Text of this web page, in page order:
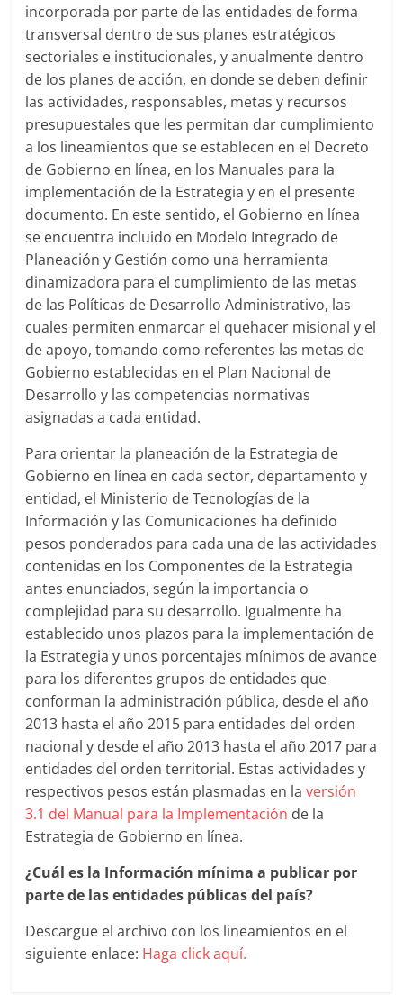
Artículos,
Gente,
Contenidos
de
Calidad,
Eventos
de
Marketing,
Mercadotecnia,
Eventos
Publicitarios,
Colecciónes,
Marcas,
Insigns,
Radio,
Creatividad,
SEO,
SEM,
Free
Press,
RRPP,
Spots,
Comerciales,
Revistas,
Magazines
ATL,
BTL,
Periódicos
Producción
Gráfica
en
Colombia.
incorporada por parte de las entidades de forma
transversal dentro de sus planes estratégicos
sectoriales e institucionales, y anualmente dentro
de los planes de acción, en donde se deben definir
las actividades, responsables, metas y recursos
presupuestales que les permitan dar cumplimiento
a los lineamientos que se establecen en el Decreto
de Gobierno en línea, en los Manuales para la
implementación de la Estrategia y en el presente
documento. En este sentido, el Gobierno en línea
se encuentra incluido en Modelo Integrado de
Planeación y Gestión como una herramienta
dinamizadora para el cumplimiento de las metas
de las Políticas de Desarrollo Administrativo, las
cuales permiten enmarcar el quehacer misional y el
de apoyo, tomando como referentes las metas de
Gobierno establecidas en el Plan Nacional de
Desarrollo y las competencias normativas
asignadas a cada entidad.
Para orientar la planeación de la Estrategia de
Gobierno en línea en cada sector, departamento y
entidad, el Ministerio de Tecnologías de la
Información y las Comunicaciones ha definido
pesos ponderados para cada una de las actividades
contenidas en los Componentes de la Estrategia
antes enunciados, según la importancia o
complejidad para su desarrollo. Igualmente ha
establecido unos plazos para la implementación de
la Estrategia y unos porcentajes mínimos de avance
para los diferentes grupos de entidades que
conforman la administración pública, desde el año
2013 hasta el año 2015 para entidades del orden
nacional y desde el año 2013 hasta el año 2017 para
entidades del orden territorial. Estas actividades y
respectivos pesos están plasmadas en laversión
3.1 del Manual para la Implementación de la
Estrategia de Gobierno en línea.
¿Cuál es la Información mínima a publicar por
parte de las entidades públicas del país?
Descargue el archivo con los lineamientos en el
siguiente enlace: Haga click aquí.